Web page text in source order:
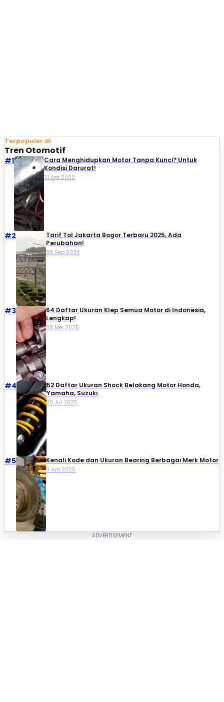
Terpopuler di
Tren Otomotif
#1
Cara Menghidupkan Motor Tanpa Kunci? Untuk
Kondisi Darurat!
21 Apr 2020
#2
Tarif Tol Jakarta Bogor Terbaru 2025, Ada
Perubahan!
09 Sep 2024
#3
64 Daftar Ukuran Klep Semua Motor di Indonesia,
Lengkap!
08 Mei 2025
#4
52 Daftar Ukuran Shock Belakang Motor Honda,
Yamaha, Suzuki​
30 Jul 2025
#5 Kenali Kode dan Ukuran Bearing Berbagai Merk Motor
11 Jun 2025